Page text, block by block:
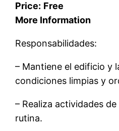
Price: Free
More Information
Responsabilidades:
– Mantiene el edificio y
condiciones limpias y
– Realiza actividades
rutina.